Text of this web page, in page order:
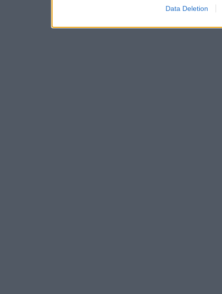
Data Deletion